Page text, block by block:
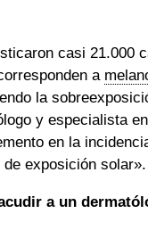
casi 21.000
a
la
y especialista
en la
exposición solar».
a un